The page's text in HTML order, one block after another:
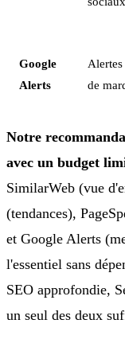
Google
Alerts
de
Notre
avec un budget
SimilarWeb (vue
(tendances),
et Google Alerts
l'essentiel sans
SEO approfondie,
un seul des deux